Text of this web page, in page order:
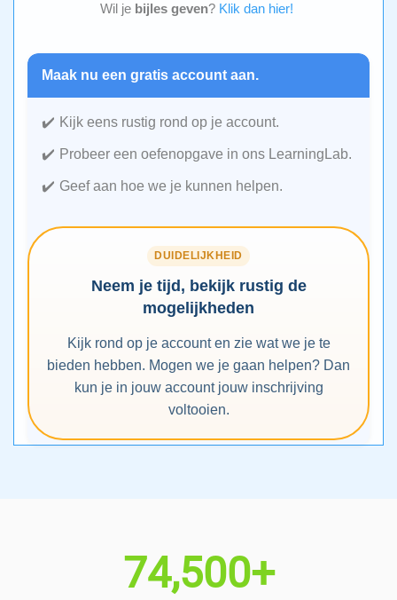
Wil je bijles geven? Klik dan hier!
Maak nu een gratis account aan.
Kijk eens rustig rond op je account.
Probeer een oefenopgave in ons LearningLab.
Geef aan hoe we je kunnen helpen.
DUIDELIJKHEID
Neem je tijd, bekijk rustig de
mogelijkheden
Kijk rond op je account en zie wat we je te
bieden hebben. Mogen we je gaan helpen? Dan
kun je in jouw account jouw inschrijving
voltooien.
74,500+